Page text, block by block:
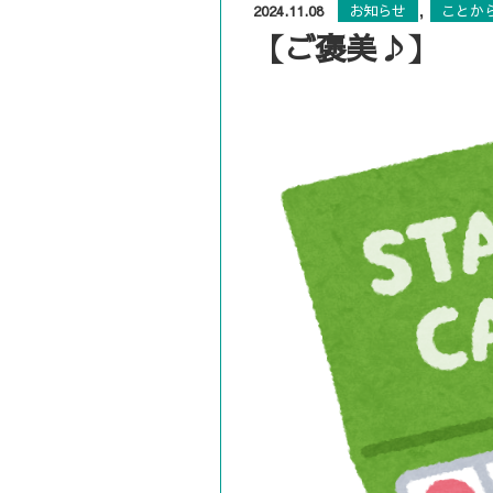
2024.11.08 お知らせ , ことか
【ご褒美♪】